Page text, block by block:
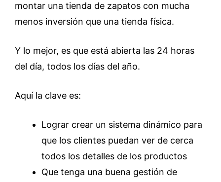
montar una tienda de zapatos con mucha
menos inversión que una tienda física.
Y lo mejor, es que está abierta las 24 horas
del día, todos los días del año.
Aquí la clave es:
Lograr crear un sistema dinámico para
que los clientes puedan ver de cerca
todos los detalles de los productos
Que tenga una buena gestión de